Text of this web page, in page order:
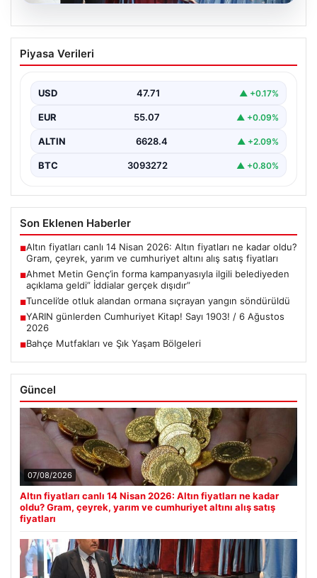
06.08.2026
Ahmet Metin Genç’in forma
kampanyasıyla ilgili belediyeden
Piyasa Verileri
USD 47.71 ▲ +0.17%
EUR 55.07 ▲ +0.09%
ALTIN 6628.4 ▲ +2.09%
BTC 3093272 ▲ +0.80%
Son Eklenen Haberler
■Altın fiyatları canlı 14 Nisan 2026: Altın fiyatları ne kadar oldu?
Gram, çeyrek, yarım ve cumhuriyet altını alış satış fiyatları
■Ahmet Metin Genç’in forma kampanyasıyla ilgili belediyeden
açıklama geldi” İddialar gerçek dışıdır”
■Tunceli’de otluk alandan ormana sıçrayan yangın söndürüldü
■YARIN günlerden Cumhuriyet Kitap! Sayı 1903! / 6 Ağustos
2026
■Bahçe Mutfakları ve Şık Yaşam Bölgeleri
Güncel
07/08/2026
Altın fiyatları canlı 14 Nisan 2026: Altın fiyatları ne kadar
oldu? Gram, çeyrek, yarım ve cumhuriyet altını alış satış
fiyatları